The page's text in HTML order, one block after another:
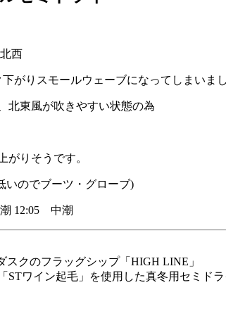
西
がりスモールウェーブになってしまいまし
北東風が吹きやすい状態の為
がりそうです。
のでブーツ・グローブ)
12:05 中潮
スクのフラッグシップ「HIGH LINE」
ワイン起毛」を使用した真冬用セミドラ